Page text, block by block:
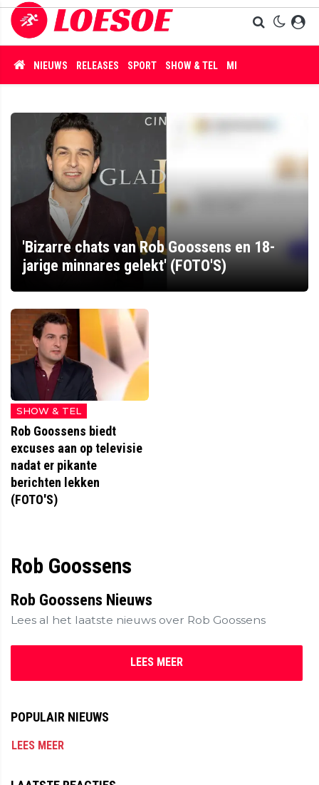
NIEUWS RELEASES SPORT SHOW & TEL MISDAAD
'Bizarre chats van Rob Goossens en 18-
jarige minnares gelekt' (FOTO'S)
SHOW & TEL
Rob Goossens biedt
excuses aan op televisie
nadat er pikante
berichten lekken
(FOTO'S)
Rob Goossens
Rob Goossens Nieuws
Lees al het laatste nieuws over Rob Goossens
LEES MEER
POPULAIR NIEUWS
LEES MEER